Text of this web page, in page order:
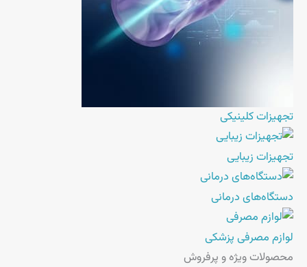
تجهیزات کلینیکی
تجهیزات زیبایی
دستگاه‌های درمانی
لوازم مصرفی پزشکی
محصولات ویژه و پرفروش